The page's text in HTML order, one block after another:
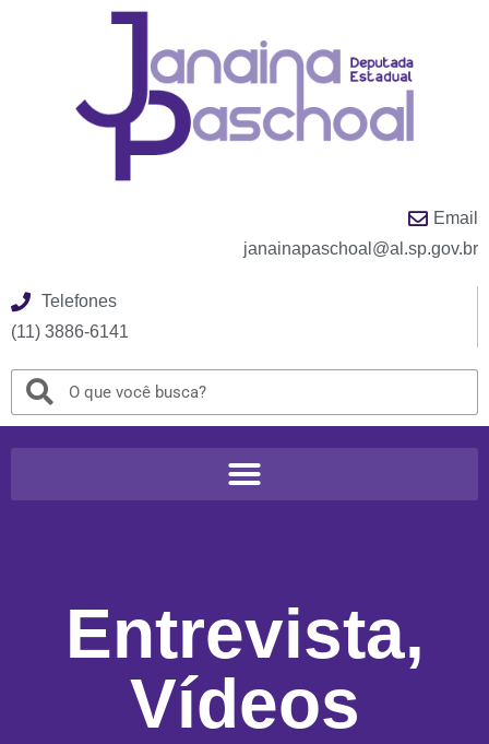
Email
janainapaschoal@al.sp.gov.br
Telefones
(11) 3886-6141
Entrevista,
Vídeos